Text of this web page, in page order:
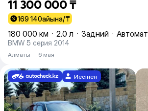
11 300 000 ₸
169 140айына/₸
180 000 км · 2.0 л · Задний · Автомат
BMW 5 серия 2014
Алматы · 6 мая
Иесінен